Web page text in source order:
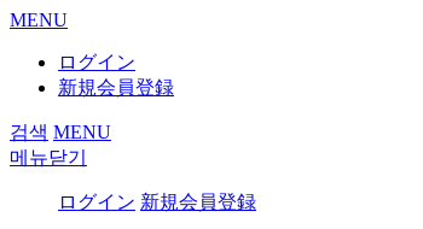
MENU
ログイン
新規会員登録
검색 MENU
메뉴닫기
ログイン 新規会員登録